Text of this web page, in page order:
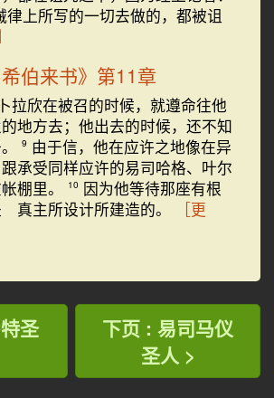
律上所写的一切去做的，都被诅
希伯来书》第11章
拉欣在被召的时候，就遵命往他
地方去；他出去的时候，还不知
9 由于信，他在应许之地像在异
承受同样应许的易司哈格、叶尔
棚里。
10 因为他等待那座有根
真主所设计所建造的。
［更
圣
下页 : 易司马仪
圣人 >